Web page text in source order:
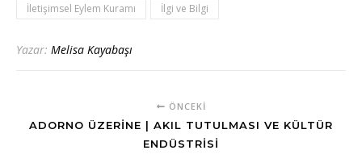
İletişimsel Eylem Kuramı
İlgi ve Bilgi
Yazar: Melisa Kayabaşı
ÖNCEKI
ADORNO ÜZERINE | AKIL TUTULMASI VE KÜLTÜR
ENDÜSTRISI